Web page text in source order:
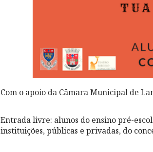
Com o apoio da Câmara Municipal de
Entrada livre: alunos do ensino pré-
instituições, públicas e privadas, do